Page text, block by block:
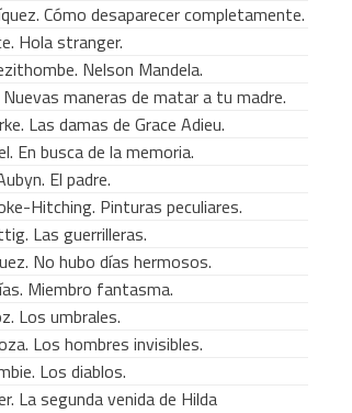
Cómo desaparecer completamente.
Hola stranger.
Nelson Mandela.
Nuevas maneras de matar a tu madre.
Las damas de Grace Adieu.
En busca de la memoria.
El padre.
Hitching. Pinturas peculiares.
Las guerrilleras.
No hubo días hermosos.
Miembro fantasma.
Los umbrales.
Los hombres invisibles.
Los diablos.
La segunda venida de Hilda